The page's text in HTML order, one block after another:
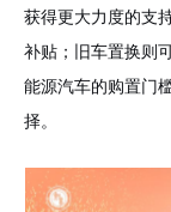
获得更大力度的支
补贴；旧车置换则
能源汽车的购置门
择。